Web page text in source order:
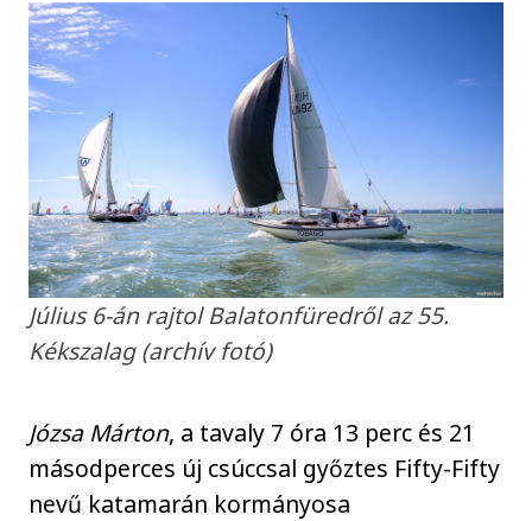
Július 6-án rajtol Balatonfüredről az 55.
Kékszalag (archív fotó)
Józsa Márton, a tavaly 7 óra 13 perc és 21
másodperces új csúccsal győztes Fifty-Fifty
nevű katamarán kormányosa